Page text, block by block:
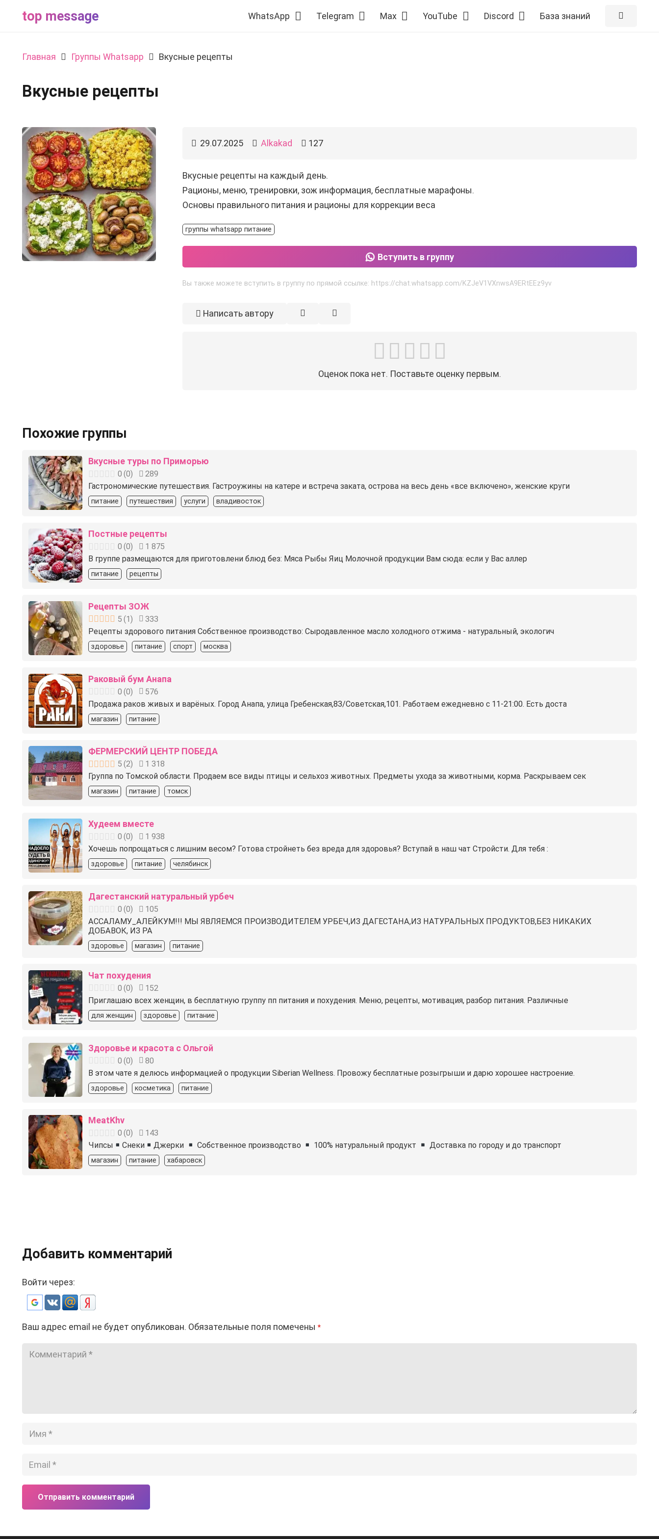
top message WhatsApp Telegram Max YouTube Discord База знаний
Главная Группы Whatsapp Вкусные рецепты
Вкусные рецепты
29.07.2025 Alkakad 127
Вкусные рецепты на каждый день.
Рационы, меню, тренировки, зож информация, бесплатные марафоны.
Основы правильного питания и рационы для коррекции веса
группы whatsapp питание
Вступить в группу
Вы также можете вступить в группу по прямой ссылке: https://chat.whatsapp.com/KZJeV1VXnwsA9ERtEEz9yv
Написать автору
Оценок пока нет. Поставьте оценку первым.
Похожие группы
Вкусные туры по Приморью
0 (0)
289
Гастрономические путешествия. Гастроужины на катере и встреча заката, острова на весь день «все включено», женские круги
питание путешествия услуги владивосток
Постные рецепты
0 (0)
1 875
В группе размещаются для приготовлени блюд без: Мяса Рыбы Яиц Молочной продукции Вам сюда: если у Вас аллер
питание рецепты
Рецепты ЗОЖ
5 (1)
333
Рецепты здорового питания Собственное производство: Сыродавленное масло холодного отжима - натуральный, экологич
здоровье питание спорт москва
Раковый бум Анапа
0 (0)
576
Продажа раков живых и варёных. Город Анапа, улица Гребенская,83/Советская,101. Работаем ежедневно с 11-21:00. Есть доста
магазин питание
ФЕРМЕРСКИЙ ЦЕНТР ПОБЕДА
5 (2)
1 318
Группа по Томской области. Продаем все виды птицы и сельхоз животных. Предметы ухода за животными, корма. Раскрываем сек
магазин питание томск
Худеем вместе
0 (0)
1 938
Хочешь попрощаться с лишним весом? Готова стройнеть без вреда для здоровья? Вступай в наш чат Стройсти. Для тебя :
здоровье питание челябинск
Дагестанский натуральный урбеч
0 (0)
105
АССАЛАМУ_АЛЕЙКУМ!!! МЫ ЯВЛЯЕМСЯ ПРОИЗВОДИТЕЛЕМ УРБЕЧ,ИЗ ДАГЕСТАНА,ИЗ НАТУРАЛЬНЫХ ПРОДУКТОВ,БЕЗ НИКАКИХ
ДОБАВОК, ИЗ РА
здоровье магазин питание
Чат похудения
0 (0)
152
Приглашаю всех женщин, в бесплатную группу пп питания и похудения. Меню, рецепты, мотивация, разбор питания. Различные
для женщин здоровье питание
Здоровье и красота с Ольгой
0 (0)
80
В этом чате я делюсь информацией о продукции Siberian Wellness. Провожу бесплатные розыгрыши и дарю хорошее настроение.
здоровье косметика питание
MeatKhv
0 (0)
143
Чипсы
Снеки Джерки Собственное производство 100% натуральный продукт Доставка по городу и до транспорт
магазин питание хабаровск
Добавить комментарий
Войти через:
Ваш адрес email не будет опубликован. Обязательные поля помечены *
Отправить комментарий